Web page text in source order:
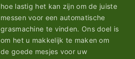
hoe lastig het kan zijn om de juiste
messen voor een automatische
grasmachine te vinden. Ons doel is
om het u makkelijk te maken om
de goede mesjes voor uw